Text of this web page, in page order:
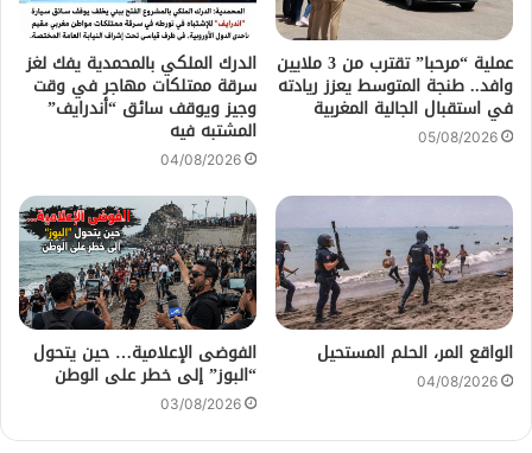
عملية “مرحبا” تقترب من 3 ملايين
وافد.. طنجة المتوسط يعزز ريادته
في استقبال الجالية المغربية
05/08/2026
الدرك الملكي بالمحمدية يفك لغز
سرقة ممتلكات مهاجر في وقت
وجيز ويوقف سائق “أندرايف”
المشتبه فيه
04/08/2026
الواقع المر، الحلم المستحيل
04/08/2026
الفوضى الإعلامية… حين يتحول
“البوز” إلى خطر على الوطن
03/08/2026